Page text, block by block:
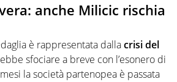
anche Milicic rischia
è rappresentata dallacrisi del
sfociare a breve con l’esonero di
la società partenopea è passata